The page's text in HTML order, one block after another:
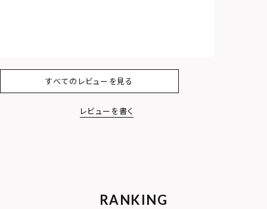
すべてのレビューを見る
レビューを書く
RANKING